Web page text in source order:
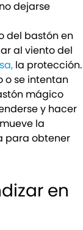
dejarse
del bastón en
al viento del
la protección.
o se intentan
mágico
y hacer
la
para obtener
en